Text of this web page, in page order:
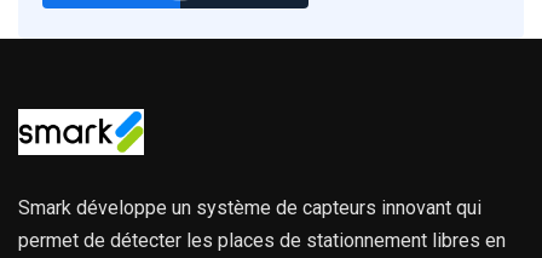
Smark développe un système de capteurs innovant qui
permet de détecter les places de stationnement libres en